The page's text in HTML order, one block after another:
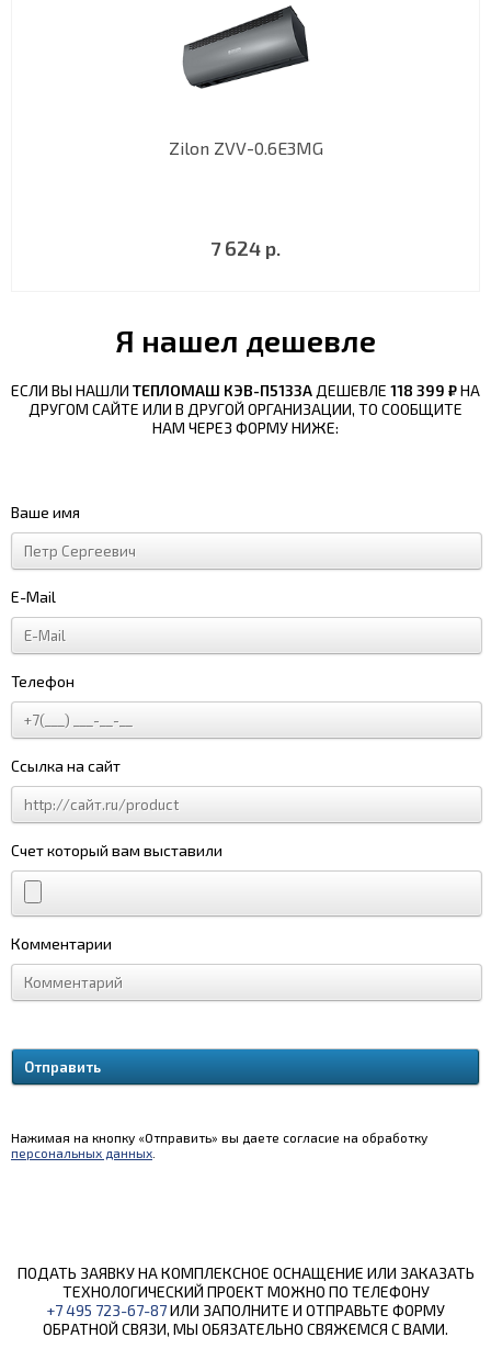
Zilon ZVV-0.6E3MG
7 624 р.
Я нашел дешевле
ЕСЛИ ВЫ НАШЛИ ТЕПЛОМАШ КЭВ-П5133АДЕШЕВЛЕ 118 399 ₽НА
ДРУГОМ САЙТЕ ИЛИ В ДРУГОЙ ОРГАНИЗАЦИИ, ТО СООБЩИТЕ
НАМ ЧЕРЕЗ ФОРМУ НИЖЕ:
Ваше имя
E-Mail
Телефон
Ссылка на сайт
Счет который вам выставили
Комментарии
Нажимая на кнопку «Отправить» вы даете согласие на обработку
персональных данных
ПОДАТЬ ЗАЯВКУ НА КОМПЛЕКСНОЕ ОСНАЩЕНИЕ ИЛИ ЗАКАЗАТЬ
ТЕХНОЛОГИЧЕСКИЙ ПРОЕКТ МОЖНО ПО ТЕЛЕФОНУ
+7 495 723-67-87ИЛИ ЗАПОЛНИТЕ И ОТПРАВЬТЕ ФОРМУ
ОБРАТНОЙ СВЯЗИ, МЫ ОБЯЗАТЕЛЬНО СВЯЖЕМСЯ С ВАМИ.